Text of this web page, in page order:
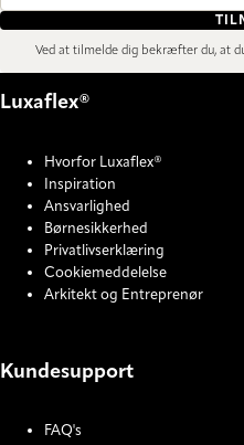
Ved at tilmelde dig bekræfter du, at
Luxaflex®
Hvorfor Luxaflex®
Inspiration
Ansvarlighed
Børnesikkerhed
Privatlivserklæring
Cookiemeddelelse
Arkitekt og Entreprenør
Kundesupport
FAQ's